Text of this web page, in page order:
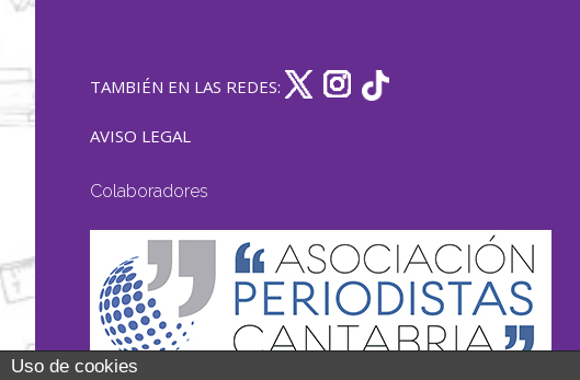
TAMBIÉN EN LAS REDES:
AVISO LEGAL
Colaboradores
Uso de cookies